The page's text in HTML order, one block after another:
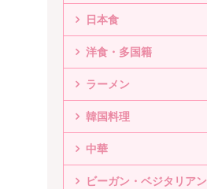
日本食
洋食・多国籍
ラーメン
韓国料理
中華
ビーガン・ベジタリアン